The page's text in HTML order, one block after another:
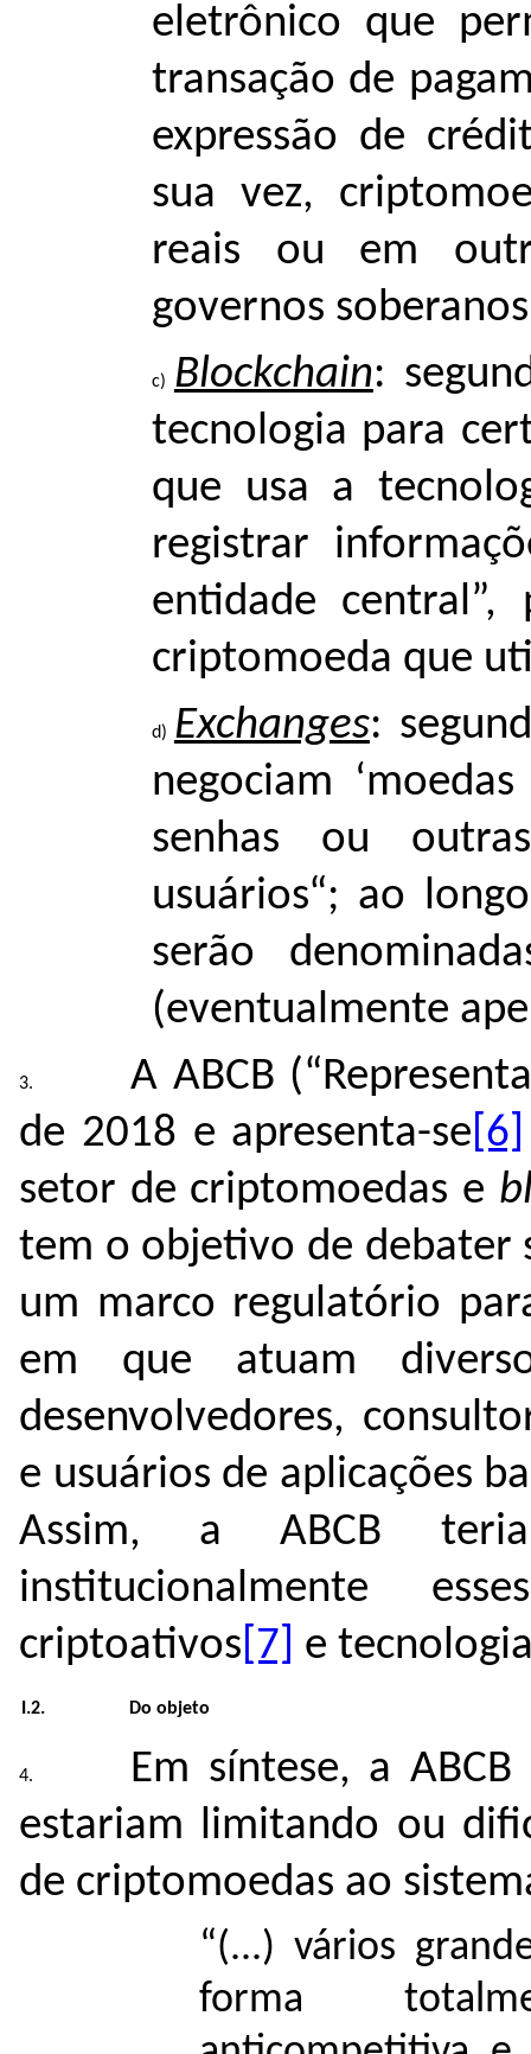
eletrônico que
transação de
expressão de
sua vez,
reais ou em
governos
Blockchain:
tecnologia para
que usa a
registrar
entidade
criptomoeda que
Exchanges:
negociam
senhas ou
usuários“; ao
serão
(eventualmente
A ABCB
de 2018 e apresenta-se [6]
setor de criptomoedas e
tem o objetivo de debater
um marco regulatório
em que atuam
desenvolvedores,
e usuários de aplicações
Assim, a ABCB
institucionalmente
criptoativos [7] e
I.2. Do objeto
Em síntese, a
estariam limitando ou
de criptomoedas ao
“(...) vários
forma